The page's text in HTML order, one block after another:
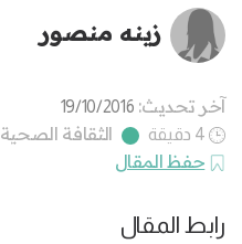
زينه منصور
آخر تحديث: 19/10/2016
4 دقيقة
الثقافة الصحية
حفظ المقال
رابط المقال